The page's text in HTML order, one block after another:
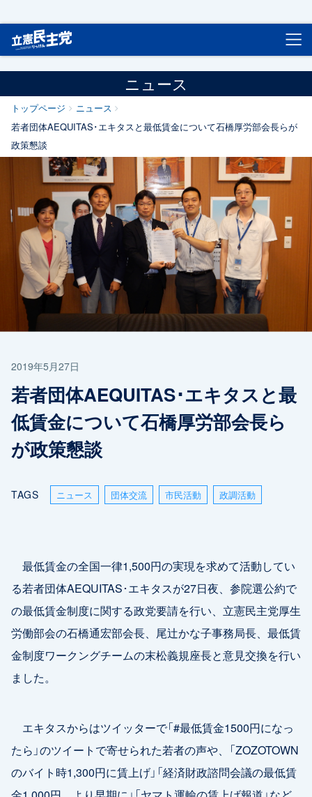
ニュース
トップページ
ニュース
若者団体AEQUITAS･エキタスと最低賃金について石橋厚労部会長らが
政策懇談
2019年5月27日
若者団体AEQUITAS･エキタスと最
低賃金について石橋厚労部会長ら
が政策懇談
TAGS ニュース 団体交流 市民活動 政調活動
最低賃金の全国一律1,500円の実現を求めて活動してい
る若者団体AEQUITAS･エキタスが27日夜、参院選公約で
の最低賃金制度に関する政党要請を行い、立憲民主党厚生
労働部会の石橋通宏部会長、尾辻かな子事務局長、最低賃
金制度ワークングチームの末松義規座長と意見交換を行い
ました。
エキタスからはツイッターで「#最低賃金1500円になっ
たら」のツイートで寄せられた若者の声や、「ZOZOTOWN
のバイト時1,300円に賃上げ」「経済財政諮問会議の最低賃